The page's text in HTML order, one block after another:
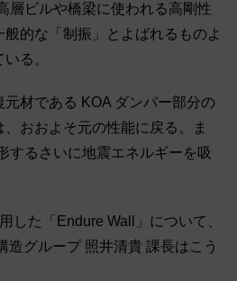
層ビルや橋梁に使われる高剛性
的な「制振」とよばれるものよ
る。
材である KOA ダンパー部分の
おおよそ元の性能に戻る。ま
するさいに地震エネルギーを吸
した「Endure Wall」について、
造グループ 照井清貴 課長はこう